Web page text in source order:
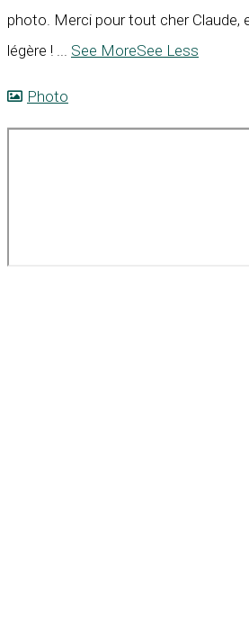
photo. Merci pour tout cher Claude,
légère ! ... See MoreSee Less
Photo